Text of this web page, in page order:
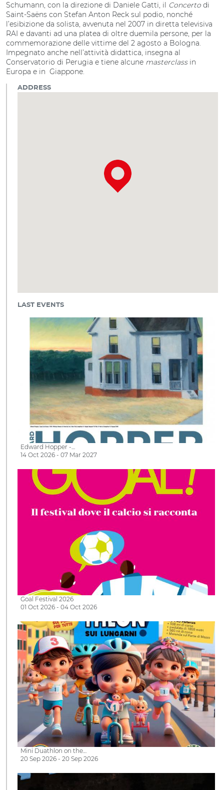
Schumann, con la direzione di Daniele Gatti, il Concerto di
Saint-Saëns con Stefan Anton Reck sul podio, nonché
l’esibizione da solista, avvenuta nel 2007 in diretta televisiva
RAI e davanti ad una platea di oltre duemila persone, per la
commemorazione delle vittime del 2 agosto a Bologna.
Impegnato anche nell’attività didattica, insegna al
Conservatorio di Perugia e tiene alcune masterclass in
Europa e in Giappone.
ADDRESS
LAST EVENTS
Edward Hopper -…
14 Oct 2026 - 07 Mar 2027
Goal Festival 2026
01 Oct 2026 - 04 Oct 2026
Mini Duathlon on the…
20 Sep 2026 - 20 Sep 2026